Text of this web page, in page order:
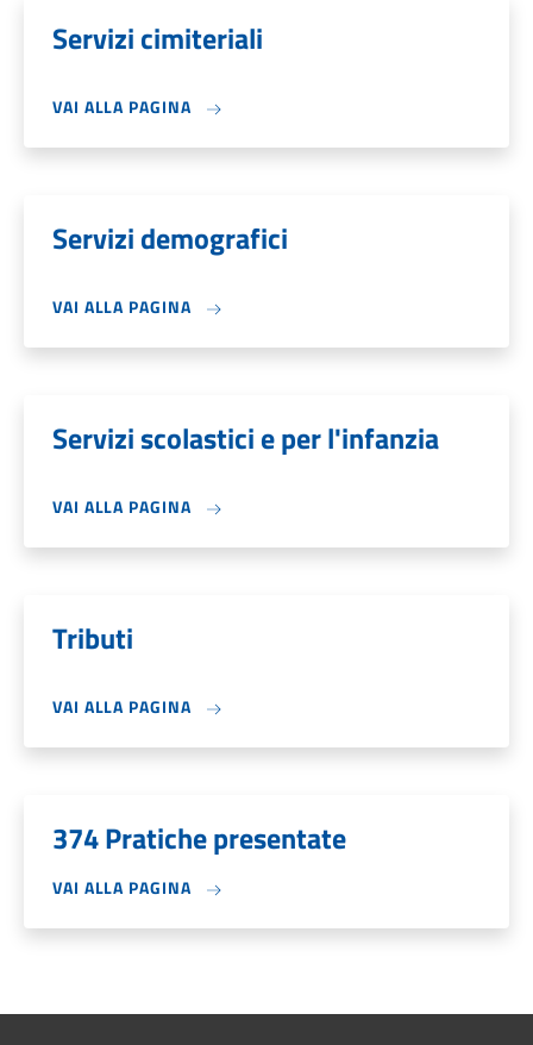
Servizi cimiteriali
VAI ALLA PAGINA
Servizi demografici
VAI ALLA PAGINA
Servizi scolastici e per l'infanzia
VAI ALLA PAGINA
Tributi
VAI ALLA PAGINA
374 Pratiche presentate
VAI ALLA PAGINA